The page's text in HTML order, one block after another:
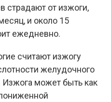
страдают от изжоги,
и около 15
ежедневно.
считают изжогу
желудочного
Изжога может быть как